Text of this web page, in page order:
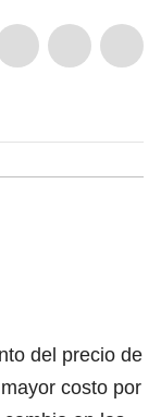
del precio de
costo por